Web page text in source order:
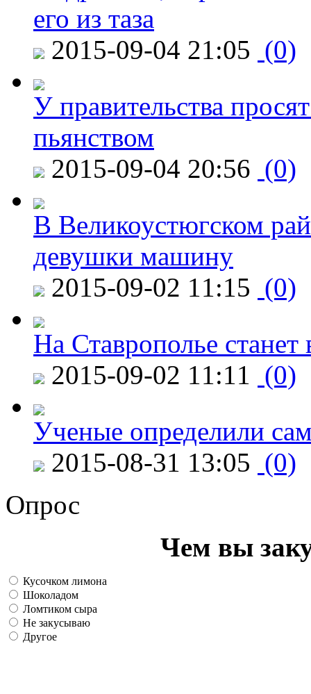
его из таза
2015-09-04 21:05 (0)
У правительства
пьянством
2015-09-04 20:56 (0)
В Великоустюгском
девушки машину
2015-09-02 11:15 (0)
На Ставрополье
2015-09-02 11:11 (0)
Ученые определили
2015-08-31 13:05 (0)
Опрос
Чем вы
Кусочком лимона
Шоколадом
Ломтиком сыра
Не закусываю
Другое